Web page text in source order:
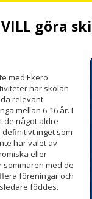
göra
med Ekerö
när skolan
relevant
mellan 6-16 år. I
de något äldre
inget som
har valet av
eller
sommaren med de
föreningar och
föddes.